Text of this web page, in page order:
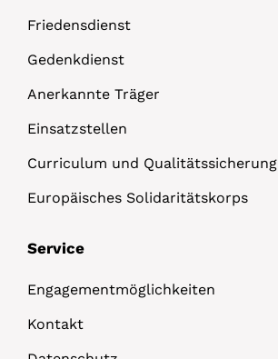
Friedensdienst
Gedenkdienst
Anerkannte Träger
Einsatzstellen
Curriculum und Qualitätssicherung
Europäisches Solidaritätskorps
Service
Engagementmöglichkeiten
Kontakt